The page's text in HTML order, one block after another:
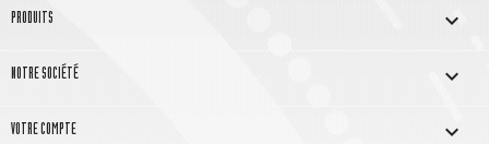
PRODUITS 
NOTRE SOCIÉTÉ 
VOTRE COMPTE 